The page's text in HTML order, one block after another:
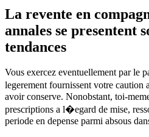
La revente en
annales se presentent
tendances
Vous exercez eventuellement par le
legerement fournissent votre
avoir conserve. Nonobstant, toi-
prescriptions a l�egard de mise,
periode en depense parmi absous